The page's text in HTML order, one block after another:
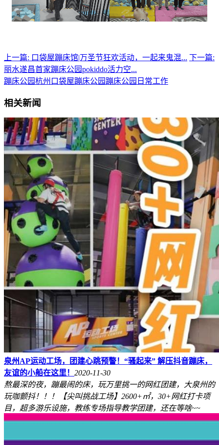
上一篇: 口袋屋蹦床馆|万圣节狂欢活动，一起来鬼混... 下一篇:
丽水遂昌首家蹦床公园pokiddo活力空...
蹦床公园杭州口袋屋蹦床公园 蹦床公园日常工作
相关新闻
泉州AP运动工场，团建心跳预警！“骚起来” 解压抖音蹦床，
友谊的小船在这里！ 2020-11-30
熬最深的夜，蹦最闹的床，玩万里挑一的网红团建，大泉州的
玩咖颤抖！！！【尖叫挑战工场】2600+㎡，30+网红打卡项
目，超多游乐设施，教练专场指导教学团建，还在等啥~~